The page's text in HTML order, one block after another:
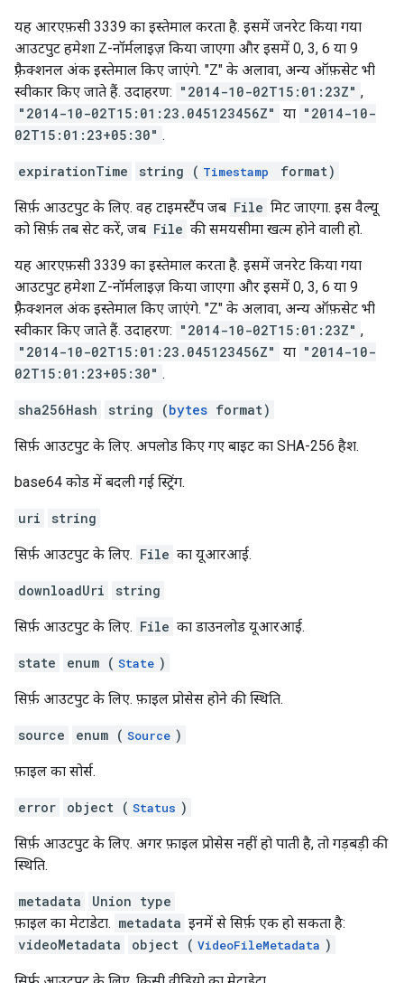
यह आरएफ़सी 3339 का इस्तेमाल करता है. इसमें जनरेट किया गया
आउटपुट हमेशा Z-नॉर्मलाइज़ किया जाएगा और इसमें 0, 3, 6 या 9
फ़्रैक्शनल अंक इस्तेमाल किए जाएंगे. "Z" के अलावा, अन्य ऑफ़सेट भी
स्वीकार किए जाते हैं. उदाहरण: "2014-10-02T15:01:23Z" ,
"2014-10-02T15:01:23.045123456Z" या "2014-10-
02T15:01:23+05:30" .
expirationTime string ( Timestamp format)
सिर्फ़ आउटपुट के लिए. वह टाइमस्टैंप जब File मिट जाएगा. इस वैल्यू
को सिर्फ़ तब सेट करें, जब File की समयसीमा खत्म होने वाली हो.
यह आरएफ़सी 3339 का इस्तेमाल करता है. इसमें जनरेट किया गया
आउटपुट हमेशा Z-नॉर्मलाइज़ किया जाएगा और इसमें 0, 3, 6 या 9
फ़्रैक्शनल अंक इस्तेमाल किए जाएंगे. "Z" के अलावा, अन्य ऑफ़सेट भी
स्वीकार किए जाते हैं. उदाहरण: "2014-10-02T15:01:23Z" ,
"2014-10-02T15:01:23.045123456Z" या "2014-10-
02T15:01:23+05:30" .
sha256Hash string (bytes format)
सिर्फ़ आउटपुट के लिए. अपलोड किए गए बाइट का SHA-256 हैश.
base64 कोड में बदली गई स्ट्रिंग.
uri string
सिर्फ़ आउटपुट के लिए. File का यूआरआई.
downloadUri string
सिर्फ़ आउटपुट के लिए. File का डाउनलोड यूआरआई.
state enum ( State )
सिर्फ़ आउटपुट के लिए. फ़ाइल प्रोसेस होने की स्थिति.
source enum ( Source )
फ़ाइल का सोर्स.
error object ( Status )
सिर्फ़ आउटपुट के लिए. अगर फ़ाइल प्रोसेस नहीं हो पाती है, तो गड़बड़ी की
स्थिति.
metadata
Union type
फ़ाइल का मेटाडेटा. metadata इनमें से सिर्फ़ एक हो सकता है:
videoMetadata
object ( VideoFileMetadata )